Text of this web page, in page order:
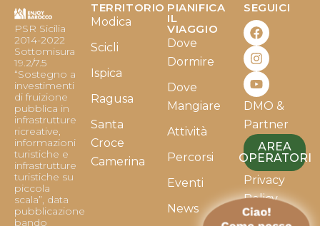
PSR Sicilia
2014-2022
Sottomisura
19.2/7.5
“Sostegno a
investimenti
di fruizione
pubblica in
infrastrutture
ricreative,
informazioni
turistiche e
infrastrutture
turistiche su
piccola
scala”, data
pubblicazione
bando
TERRITORIO
Modica
Scicli
Ispica
Ragusa
Santa
Croce
Camerina
PIANIFICA
IL
VIAGGIO
Dove
Dormire
Dove
Mangiare
Attività
Percorsi
Eventi
News
SEGUICI
F
a
c
e
b
o
o
k
I
n
s
t
a
g
r
a
m
Y
o
u
t
u
b
e
DMO &
Partner
AREA
OPERATORI
Privacy
Policy